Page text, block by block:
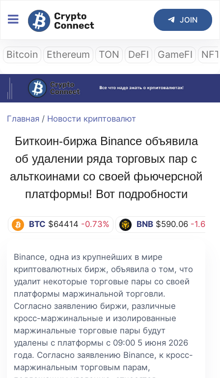
JOIN
Bitcoin Ethereum TON DeFI GameFI
Главная / Новости криптовалют
Биткоин-биржа Binance объявила
об удалении ряда торговых пар с
альткоинами со своей фьючерсной
платформы! Вот подробности
BTC $64414 -0.73% BNB $590.06 -1.67%
Binance, одна из крупнейших в мире
криптовалютных бирж, объявила о том, что
удалит некоторые торговые пары со своей
платформы маржинальной торговли.
Согласно заявлению биржи, различные
кросс-маржинальные и изолированные
маржинальные торговые пары будут
удалены с платформы с 09:00 5 июня 2026
года. Согласно заявлению Binance, к кросс-
маржинальным торговым парам,